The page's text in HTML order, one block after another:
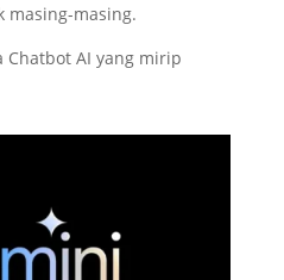
masing.
AI yang mirip